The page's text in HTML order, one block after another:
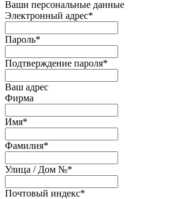
Ваши персональные данные
Электронный адрес*
Пароль*
Подтверждение пароля*
Ваш адрес
Фирма
Имя*
Фамилия*
Улица / Дом №*
Почтовый индекс*